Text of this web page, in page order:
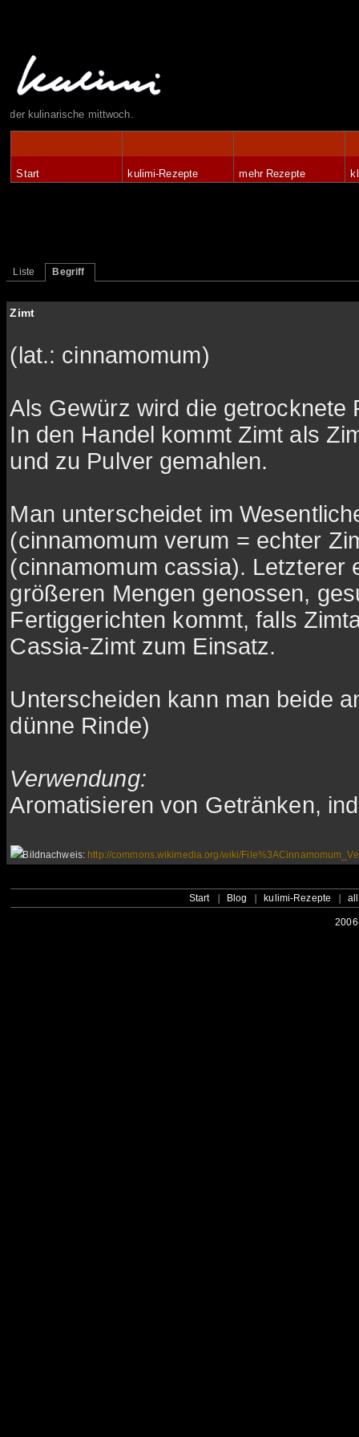
der kulinarische mittwoch.
Start kulimi-Rezepte mehr Rezepte
Liste Begriff
Zimt
(lat.: cinnamomum)
Als Gewürz wird die getrocknete
In den Handel kommt Zimt als
und zu Pulver gemahlen.
Man unterscheidet im
(cinnamomum verum = echter
(cinnamomum cassia). Letzterer
größeren Mengen genossen,
Fertiggerichten kommt, falls
Cassia-Zimt zum Einsatz.
Unterscheiden kann man beide
dünne Rinde)
Verwendung:
Aromatisieren von Getränken,
Bildnachweis: http://commons.wikimedia.org/wiki/
Start Blog kulimi-Rezepte